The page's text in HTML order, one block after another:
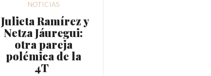
NOTICIAS
Julieta Ramírez y
Netza Jáuregui:
otra pareja
polémica de la
4T